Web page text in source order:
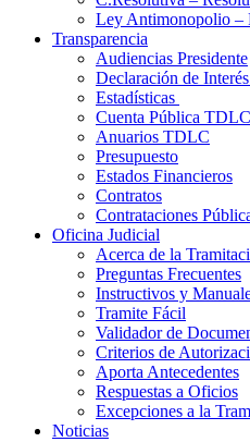
Ley Antimonopolio –
Transparencia
Audiencias Presidente
Declaración de
Estadísticas
Cuenta Pública TDLC
Anuarios TDLC
Presupuesto
Estados Financieros
Contratos
Contrataciones
Oficina Judicial
Acerca de la
Preguntas Frecuentes
Instructivos y
Tramite Fácil
Validador de
Criterios de
Aporta Antecedentes
Respuestas a Oficios
Excepciones a la
Noticias